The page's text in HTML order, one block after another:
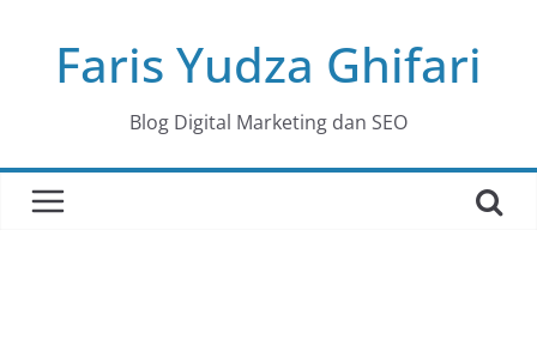
contentFaris Yudza Ghifari
Blog Digital Marketing dan SEO